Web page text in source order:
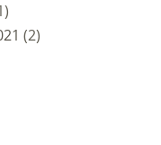
(2)